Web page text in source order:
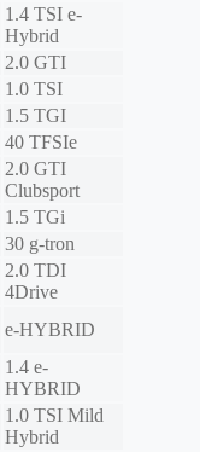
1.4 TSI e-
Hybrid
2.0 GTI
1.0 TSI
1.5 TGI
40 TFSIe
2.0 GTI
Clubsport
1.5 TGi
30 g-tron
2.0 TDI
4Drive
e-HYBRID
1.4 e-
HYBRID
1.0 TSI Mild
Hybrid